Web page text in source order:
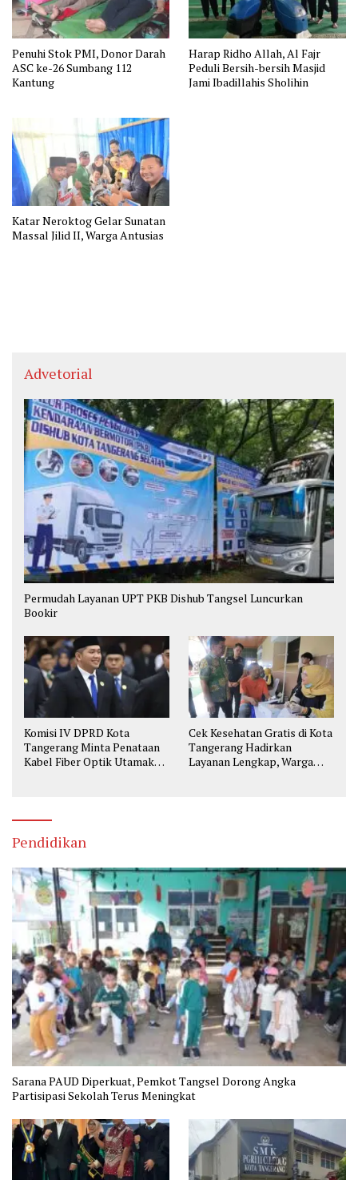
Penuhi Stok PMI, Donor Darah
ASC ke-26 Sumbang 112
Kantung
Harap Ridho Allah, Al Fajr
Peduli Bersih-bersih Masjid
Jami Ibadillahis Sholihin
Katar Neroktog Gelar Sunatan
Massal Jilid II, Warga Antusias
Advetorial
Permudah Layanan UPT PKB Dishub Tangsel Luncurkan
Bookir
Komisi IV DPRD Kota
Tangerang Minta Penataan
Kabel Fiber Optik Utamakan
Cek Kesehatan Gratis di Kota
Tangerang Hadirkan
Layanan Lengkap, Warga
Pendidikan
Sarana PAUD Diperkuat, Pemkot Tangsel Dorong Angka
Partisipasi Sekolah Terus Meningkat